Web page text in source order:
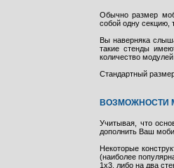
Обычно размер
собой одну секцию,
Вы наверняка
такие стенды
количество
Стандартный
ВОЗМОЖНОСТИ
Учитывая, что
дополнить Ваш
Некоторые
(наиболее
1х3, либо на два